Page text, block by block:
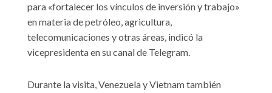
para «fortalecer los vínculos de inversión y trabajo»
en materia de petróleo, agricultura,
telecomunicaciones y otras áreas, indicó la
vicepresidenta en su canal de Telegram.
Durante la visita, Venezuela y Vietnam también